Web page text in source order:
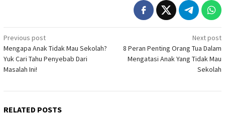
Post
navigation
Previous post
Mengapa Anak Tidak Mau Sekolah?
Yuk Cari Tahu Penyebab Dari
Masalah Ini!
Next post
8 Peran Penting Orang Tua Dalam
Mengatasi Anak Yang Tidak Mau
Sekolah
RELATED POSTS